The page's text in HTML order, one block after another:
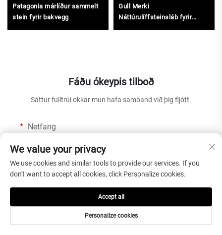
Patagonia márlíður sammelt
stein fyrir bakvegg
Gull Merki
Náttúrulíffsteinsláb fyrir
Fáðu ókeypis tilboð
Sáttur fulltrúi okkar mun hafa samband við þig fljótt.
Netfang
Nafn
0/100
We value your privacy
We use cookies and similar tools to provide our services. If you
don't want to accept all cookies, click Personalize cookies.
Personalize cookies
Accept all